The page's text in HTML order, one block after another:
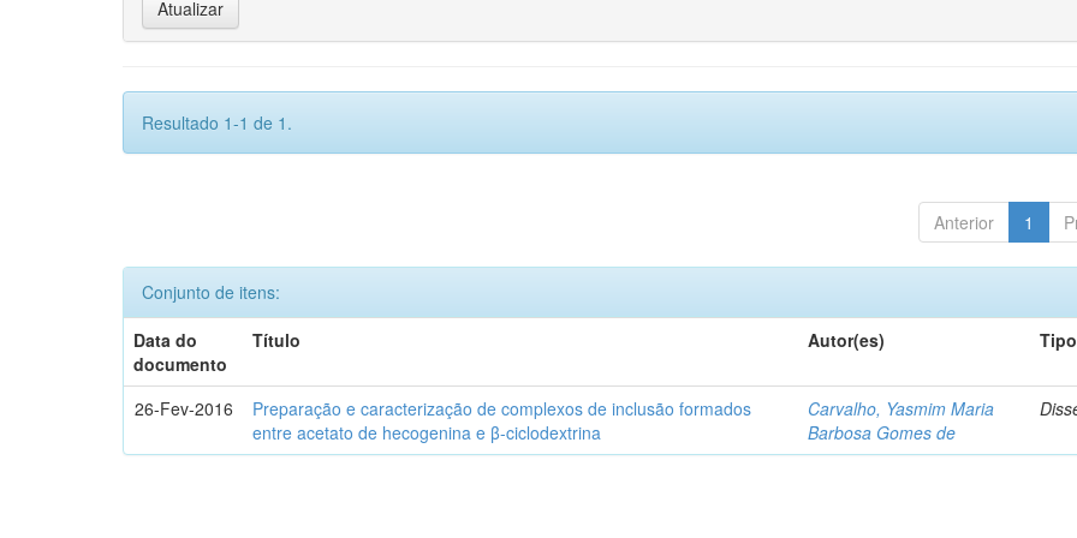
Resultado 1-1 de 1.
Anterior 1
Conjunto de itens:
Data do
documento
Título Autor(es) Tipo
26-Fev-2016
Preparação e caracterização de complexos de inclusão formados
entre acetato de hecogenina e β-ciclodextrina
Carvalho, Yasmim Maria
Barbosa Gomes de